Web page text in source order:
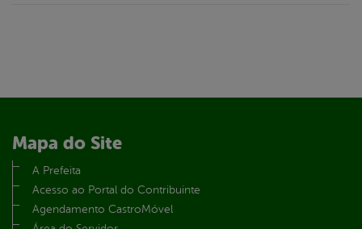
Mapa do Site
A Prefeita
Acesso ao Portal do Contribuinte
Agendamento CastroMóvel